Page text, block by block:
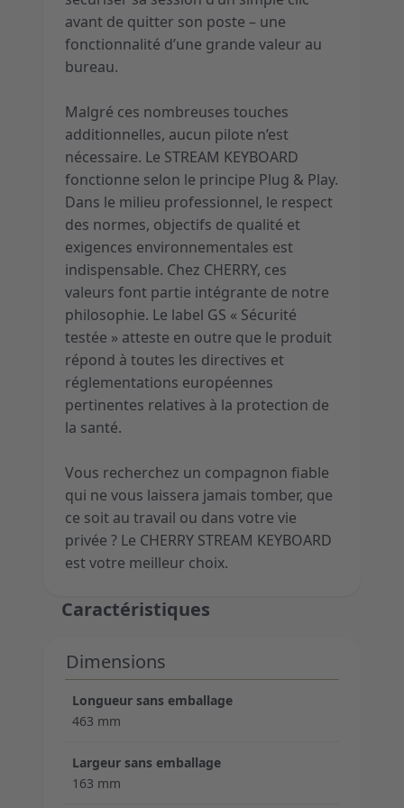
avant de quitter son poste – une
fonctionnalité d’une grande valeur au
bureau.
Malgré ces nombreuses touches
additionnelles, aucun pilote n’est
nécessaire. Le STREAM KEYBOARD
fonctionne selon le principe Plug & Play.
Dans le milieu professionnel, le respect
des normes, objectifs de qualité et
exigences environnementales est
indispensable. Chez CHERRY, ces
valeurs font partie intégrante de notre
philosophie. Le label GS « Sécurité
testée » atteste en outre que le produit
répond à toutes les directives et
réglementations européennes
pertinentes relatives à la protection de
la santé.
Vous recherchez un compagnon fiable
qui ne vous laissera jamais tomber, que
ce soit au travail ou dans votre vie
privée ? Le CHERRY STREAM KEYBOARD
est votre meilleur choix.
Caractéristiques
Dimensions
Longueur sans emballage
463 mm
Largeur sans emballage
163 mm